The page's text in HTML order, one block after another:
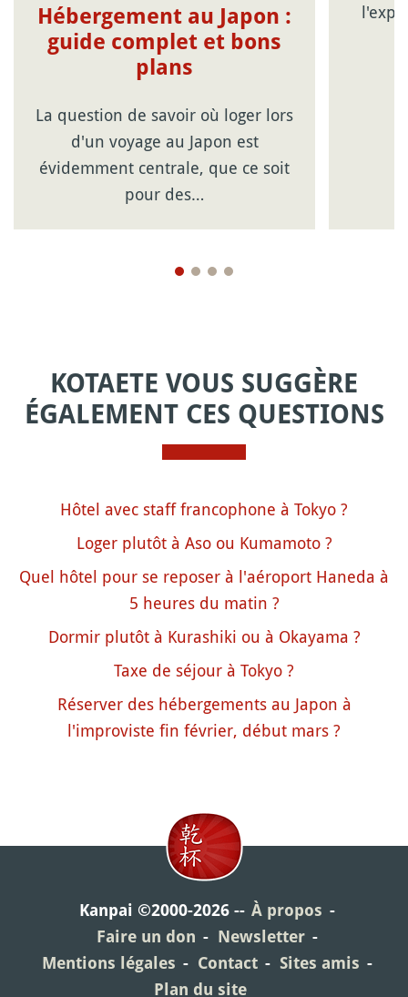
Hébergement au Japon :
guide complet et bons
plans
La question de savoir où loger lors
d'un voyage au Japon est
évidemment centrale, que ce soit
pour des…
KOTAETE VOUS SUGGÈRE
ÉGALEMENT CES QUESTIONS
Hôtel avec staff francophone à Tokyo ?
Loger plutôt à Aso ou Kumamoto ?
Quel hôtel pour se reposer à l'aéroport Haneda à
5 heures du matin ?
Dormir plutôt à Kurashiki ou à Okayama ?
Taxe de séjour à Tokyo ?
Réserver des hébergements au Japon à
l'improviste fin février, début mars ?
Kanpai ©2000-2026
À propos
Faire un don
Newsletter
Mentions légales
Contact
Sites amis
Plan du site